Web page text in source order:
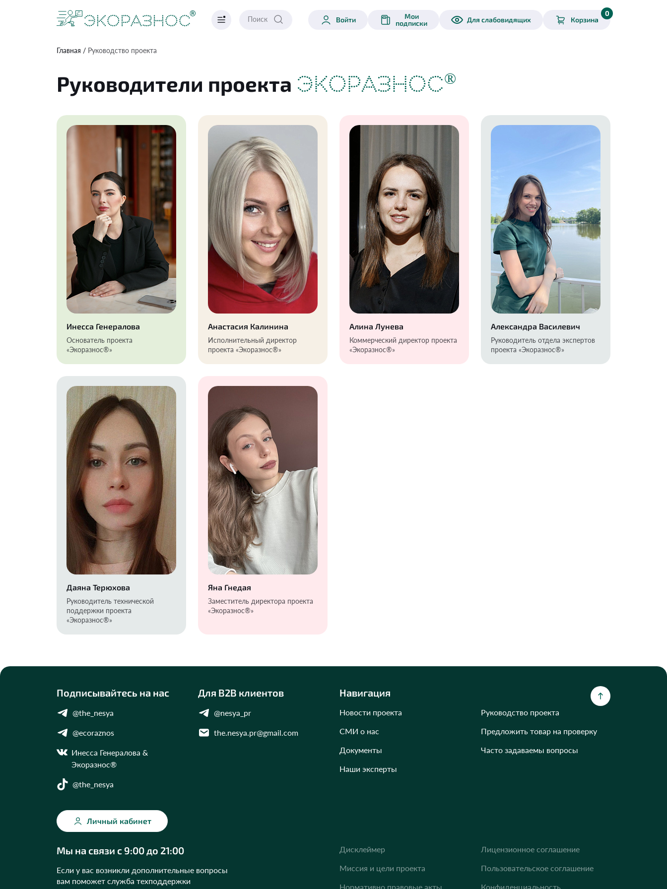
Войти
Мои
подписки
Для слабовидящих Корзина
0
Главная Руководство проекта
Руководители проекта ЭКОРАЗНОС®
Инесса Генералова
Основатель проекта
«Экоразнос®️»
Анастасия Калинина
Исполнительный директор
проекта «Экоразнос®️»
Алина Лунева
Коммерческий директор проекта
«Экоразнос®️»
Александра Василевич
Руководитель отдела экспертов
проекта «Экоразнос®️»
Даяна Терюхова
Руководитель технической
поддержки проекта
«Экоразнос®️»
Яна Гнедая
Заместитель директора проекта
«Экоразнос®️»
Укажите ваш город
Это важно для корректной работы Экоразноса и
дальнейших персональных функций сервиса.
Подписывайтесь на нас
@the_nesya
@ecoraznos
Инесса Генералова &
Экоразнос®
@the_nesya
Для B2B клиентов
@nesya_pr
the.nesya.pr@gmail.com
Навигация
Новости проекта
СМИ о нас
Документы
Наши эксперты
Руководство проекта
Предложить товар на проверку
Часто задаваемы вопросы
Личный кабинет
Мы на связи с 9:00 до 21:00
Если у вас возникли дополнительные вопросы
вам поможет служба техподдержки
Дисклеймер
Миссия и цели проекта
Нормативно правовые акты
Лицензионное соглашение
Пользовательское соглашение
Конфиденциальность